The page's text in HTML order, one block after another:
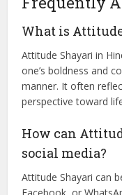
😎 सच्ची दोस्ती में ऐटिटूड
Frequently
What is
Attitude Shayari in
manner. It often